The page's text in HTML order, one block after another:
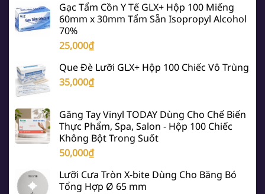
Gạc Tẩm Cồn Y Tế GLX+ Hộp 100 Miếng
60mm x 30mm Tẩm Sẵn Isopropyl Alcohol
70%
25,000₫
Que Đè Lưỡi GLX+ Hộp 100 Chiếc Vô Trùng
35,000₫
Găng Tay Vinyl TODAY Dùng Cho Chế Biến
Thực Phẩm, Spa, Salon - Hộp 100 Chiếc
Không Bột Trong Suốt
50,000₫
Lưỡi Cưa Tròn X-bite Dùng Cho Băng Bó
Tổng Hợp Ø 65 mm